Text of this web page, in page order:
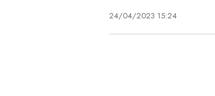
24/04/2023 15:24